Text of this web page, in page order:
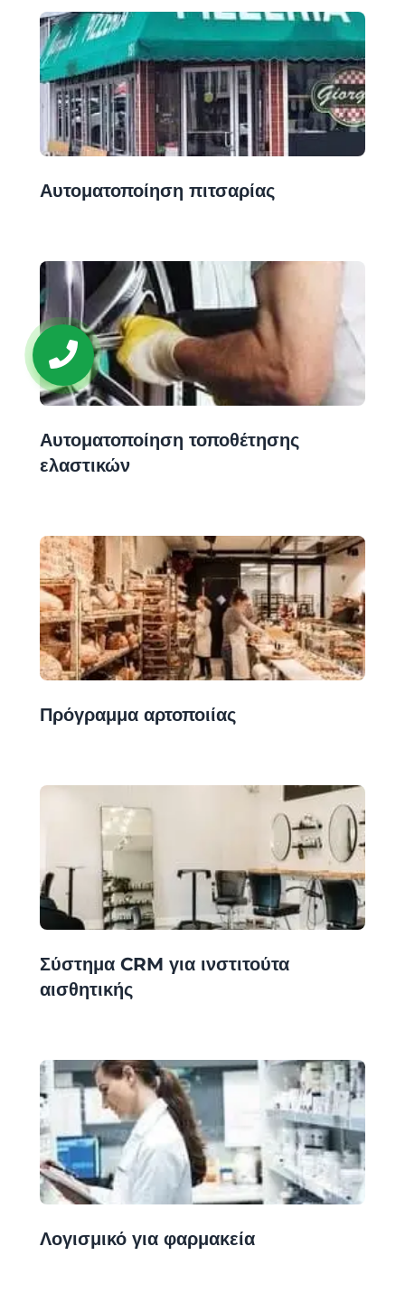
Αυτοματοποίηση πιτσαρίας
Αυτοματοποίηση τοποθέτησης
ελαστικών
Πρόγραμμα αρτοποιίας
Σύστημα CRM για ινστιτούτα
αισθητικής
Λογισμικό για φαρμακεία